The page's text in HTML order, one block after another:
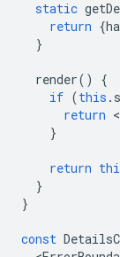
static
return {
}
render()
{
if (this .
return <
}
return
}
}
const